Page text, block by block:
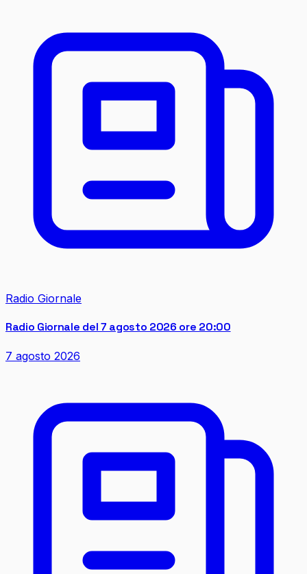
Radio Giornale
Radio Giornale del 7 agosto 2026 ore 20:00
7 agosto 2026